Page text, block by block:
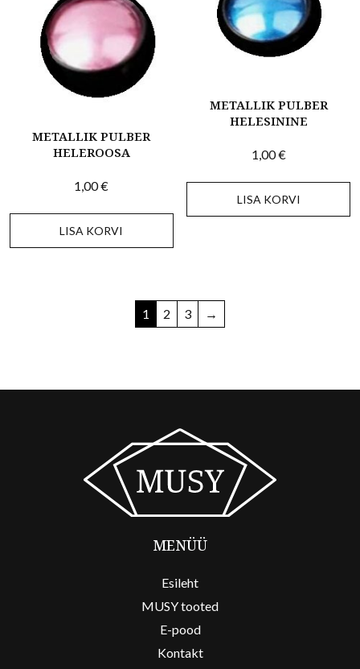
METALLIK PULBER
HELEROOSA
1,00€
LISA KORVI
METALLIK PULBER
HELESININE
1,00€
LISA KORVI
1 2 3 →
MENÜÜ
Esileht
MUSY tooted
E-pood
Kontakt